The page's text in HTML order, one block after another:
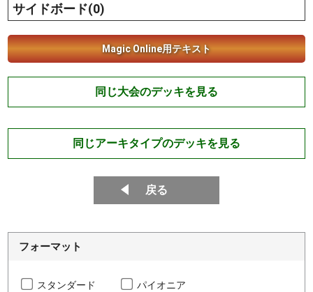
サイドボード(0)
Magic Online用テキスト
同じ大会のデッキを見る
同じアーキタイプのデッキを見る
戻る
フォーマット
スタンダード パイオニア